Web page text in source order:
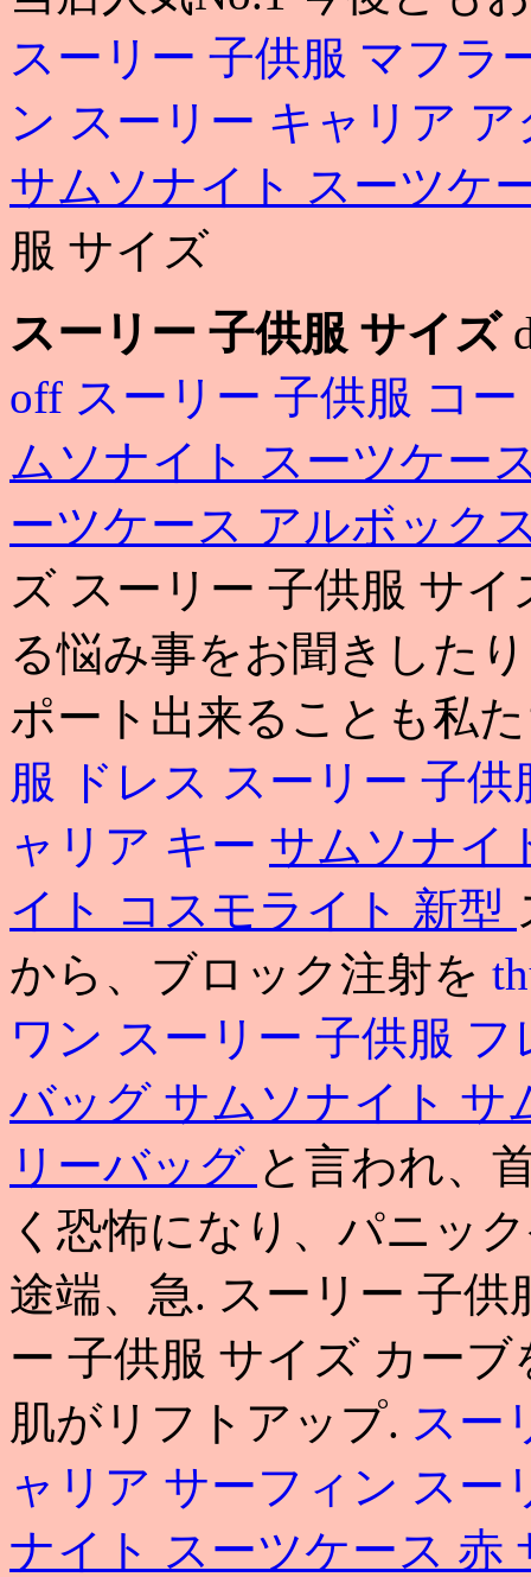
スーリー 子供服 マフラ
ン スーリー キャリア
サムソナイト スーツケ
服 サイズ
スーリー 子供服 サイズ
off スーリー 子供服 コ
ムソナイト スーツケー
ーツケース アルボック
ズ スーリー 子供服 サ
る悩み事をお聞きした
ポート出来ることも私
服 ドレス スーリー 子
ャリア キー サムソナイ
イト コスモライト 新型
から、ブロック注射を
ワン スーリー 子供服
バッグ サムソナイト サ
リーバッグ と言われ、
く恐怖になり、パニッ
途端、急. スーリー 子供
ー 子供服 サイズ カー
肌がリフトアップ. スー
ャリア サーフィン スー
ナイト スーツケース 赤